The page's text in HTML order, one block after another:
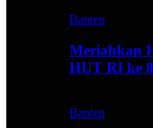
Banten
Meriahkan
HUT RI ke
Banten